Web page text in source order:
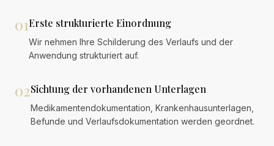
01Erste strukturierte Einordnung
Wir nehmen Ihre Schilderung des Verlaufs und der
Anwendung strukturiert auf.
02Sichtung der vorhandenen Unterlagen
Medikamentendokumentation, Krankenhausunterlagen,
Befunde und Verlaufsdokumentation werden geordnet.